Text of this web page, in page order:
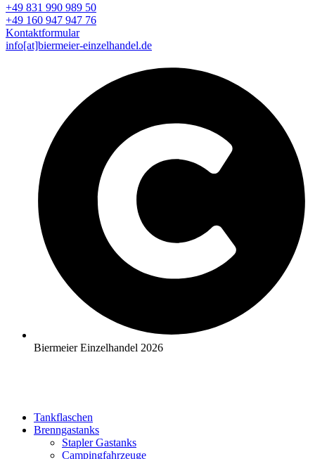
+49 831 990 989 50
+49 160 947 947 76
Kontaktformular
info[at]biermeier-einzelhandel.de
Biermeier Einzelhandel 2026
Tankflaschen
Brenngastanks
Stapler Gastanks
Campingfahrzeuge